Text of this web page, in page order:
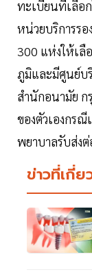
ทะเบียนที่เลือก
หน่วยบริการร
300 แห่งให้เ
ภูมิและมีศูนย์บ
สำนักอนามัย ก
ของตัวเองกรณี
พยาบาลรับส่งต่
ข่าวที่เกี่